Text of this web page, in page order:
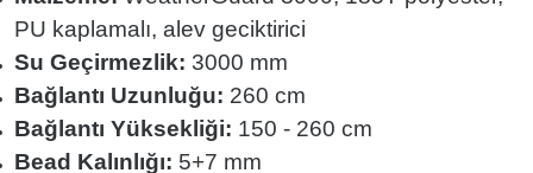
PU kaplamalı, alev geciktirici
Su Geçirmezlik: 3000 mm
Bağlantı Uzunluğu: 260 cm
Bağlantı Yüksekliği: 150 - 260 cm
Bead Kalınlığı: 5+7 mm